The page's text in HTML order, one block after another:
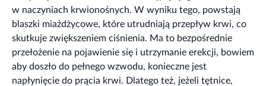
w naczyniach krwionośnych. W wyniku tego, powstają
blaszki miażdżycowe, które utrudniają przepływ krwi, co
skutkuje zwiększeniem ciśnienia. Ma to bezpośrednie
przełożenie na pojawienie się i utrzymanie erekcji, bowiem
aby doszło do pełnego wzwodu, konieczne jest
napłynięcie do prącia krwi. Dlatego też, jeżeli tętnice,